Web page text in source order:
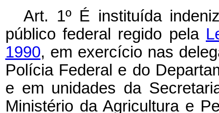
Art. 1º É instituída
público federal regido pela
1990, em exercício nas
Polícia Federal e do
e em unidades da
Ministério da Agricultura e